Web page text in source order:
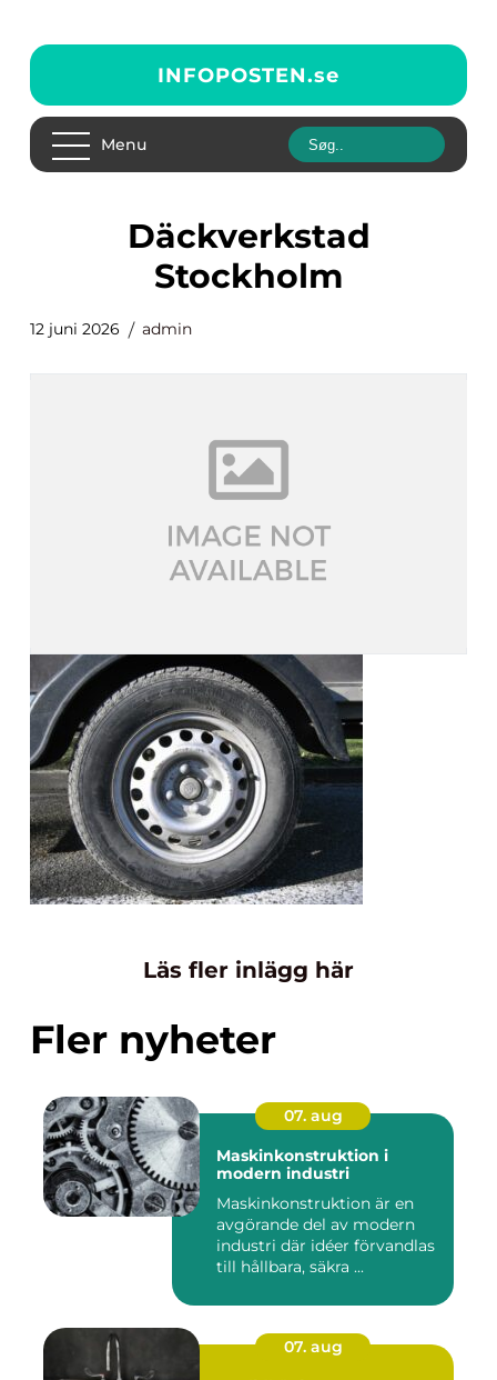
INFOPOSTEN.se
Menu
Däckverkstad
Stockholm
12 juni 2026 admin
Läs fler inlägg här
Fler nyheter
07. aug
Maskinkonstruktion i
modern industri
Maskinkonstruktion är en
avgörande del av modern
industri där idéer förvandlas
till hållbara, säkra ...
07. aug